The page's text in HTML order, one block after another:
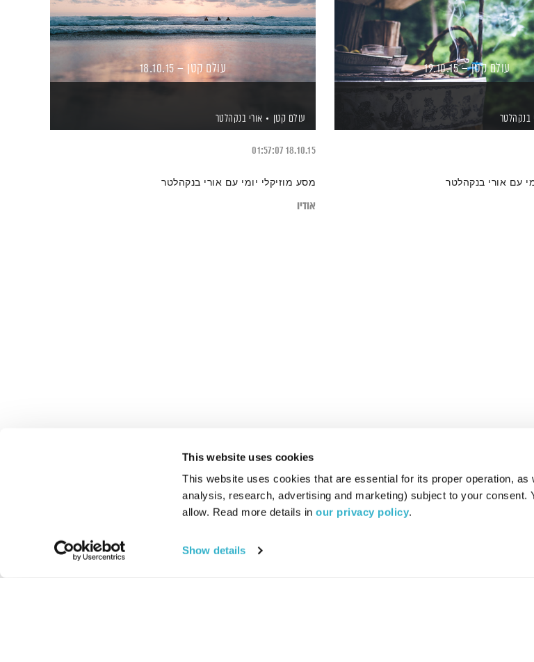
This website uses cookies
This website uses cookies that are essential for its proper operation,
analysis, research, advertising and marketing) subject to your consent.
allow. Read more details in our privacy policy.
Show details
עולם קטן – 19.10.15
בנקהלטר
עם אורי בנקהלטר
עולם קטן – 18.10.15
עולם קטן אורי בנקהלטר
18.10.15
01:57:07
מסע מוזיקלי יומי עם אורי בנקהלטר
אודיו